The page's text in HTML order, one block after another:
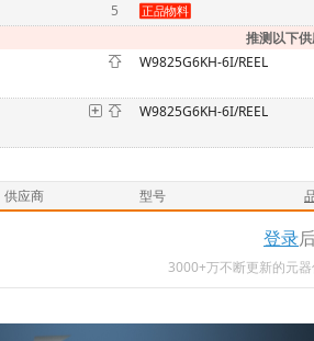
5
推测以下
W9825G6KH-6I/REEL
W9825G6KH-6I/REEL
供应商 型号
登录
3000+万不断更新的元